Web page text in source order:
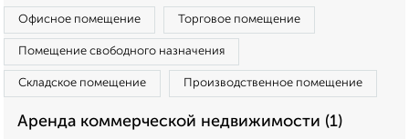
Офисное помещение Торговое помещение
Помещение свободного назначения
Складское помещение Производственное помещение
Аренда коммерческой недвижимости (1)